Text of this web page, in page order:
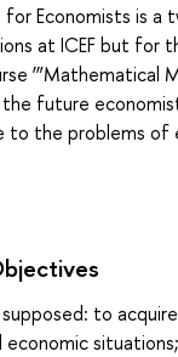
Economists is a
at ICEF but for
‘”Mathematical
future
to the problems of
to
economic situations;